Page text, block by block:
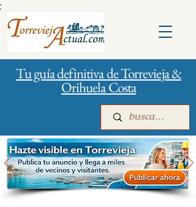
Tu guía definitiva de Torrevieja &
Orihuela Costa
Inicio Publicidad